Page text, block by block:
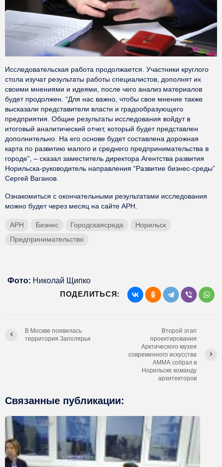
Исследовательская работа продолжается. Участники круглого
стола изучат результаты работы специалистов, дополнят их
своими мнениями и идеями, после чего анализ материалов
будет продолжен. “Для нас важно, чтобы свое мнение также
высказали представители власти и градообразующего
предприятия. Общие результаты исследования войдут в
итоговый аналитический отчет, который будет представлен
дополнительно. На его основе будет составлена дорожная
карта по развитию малого и среднего предпринимательства в
городе”, – сказал заместитель директора Агентства развития
Норильска-руководитель направления “Развитие бизнес-среды”
Сергей Ваганов.
Ознакомиться с окончательными результатами исследования
можно будет через месяц на сайте АРН.
АРН Бизнес Городскаясреда
Норильск
Предпринимательство
Фото: Николай Щипко
ПОДЕЛИТЬСЯ:
В Москве появилась
территория Заполярья
Второй этап
проектирования
Арктического музея
современного искусства
АММА собрал в
Норильске команду
архитекторов
Связанные публикации: